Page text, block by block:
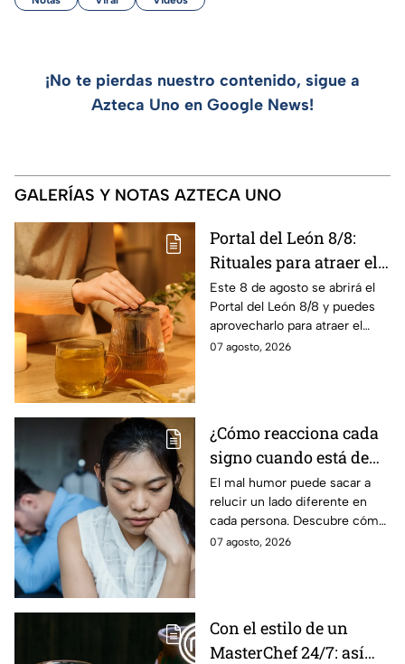
¡No te pierdas nuestro contenido, sigue a
Azteca Uno en Google News!
GALERÍAS Y NOTAS AZTECA UNO
Portal del León 8/8:
Rituales para atraer el
amor este 8 de agosto
Este 8 de agosto se abrirá el
Portal del León 8/8 y puedes
aprovecharlo para atraer el
amor con estos sencillos
07 agosto, 2026
¿Cómo reacciona cada
signo cuando está de
mal humor?
El mal humor puede sacar a
relucir un lado diferente en
cada persona. Descubre cómo
reacciona cada signo del
07 agosto, 2026
Con el estilo de un
MasterChef 24/7: así